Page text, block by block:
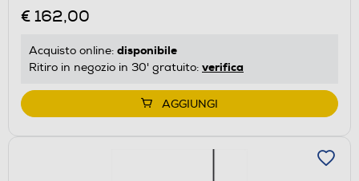
€ 162,00
Acquisto online: disponibile
Ritiro in negozio in 30' gratuito: verifica
AGGIUNGI